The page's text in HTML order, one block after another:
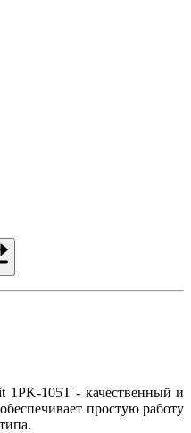
1PK-105T - качественный и
простую работу